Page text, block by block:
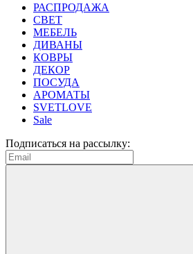
РАСПРОДАЖА
CВЕТ
МЕБЕЛЬ
ДИВАНЫ
КОВРЫ
ДЕКОР
ПОСУДА
АРОМАТЫ
SVETLOVE
Sale
Подписаться на рассылку: